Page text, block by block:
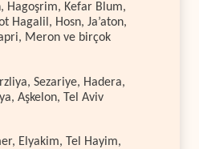
Hagoşrim, Kefar Blum,
Hagalil, Hosn, Ja’aton,
Meron ve birçok
Sezariye, Hadera,
Aşkelon, Tel Aviv
Elyakim, Tel Hayim,